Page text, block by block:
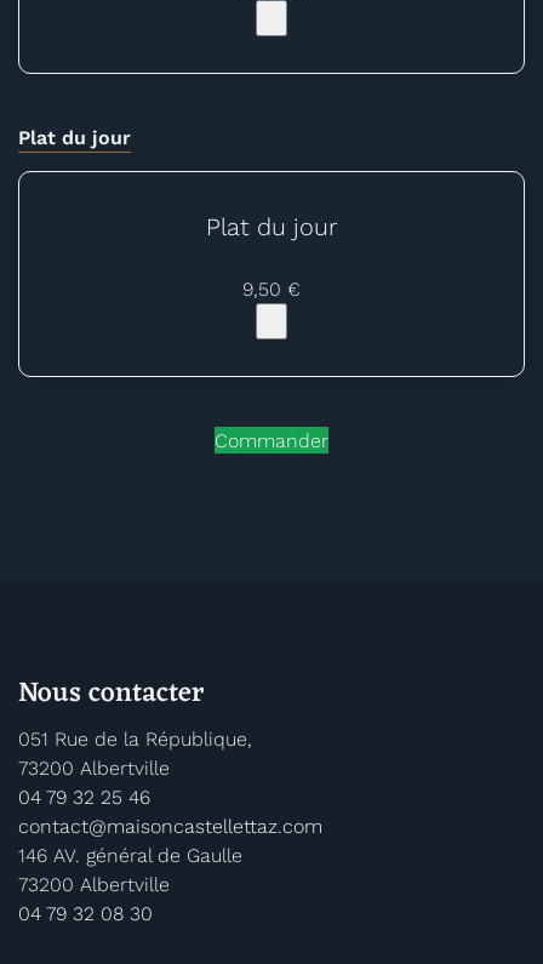
Plat du jour
Plat du jour
9,50 €
Commander
Nouscontacter
051 Rue de la République,
73200 Albertville
04 79 32 25 46
contact@maisoncastellettaz.com
146 AV. général de Gaulle
73200 Albertville
04 79 32 08 30